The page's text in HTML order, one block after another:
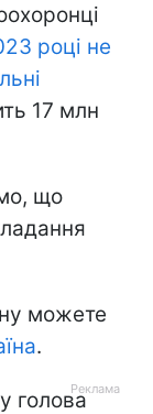
році не
17 млн
що
можете
.
голова